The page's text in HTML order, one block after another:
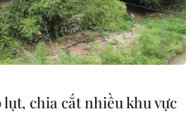
lụt, chia cắt nhiều khu vực